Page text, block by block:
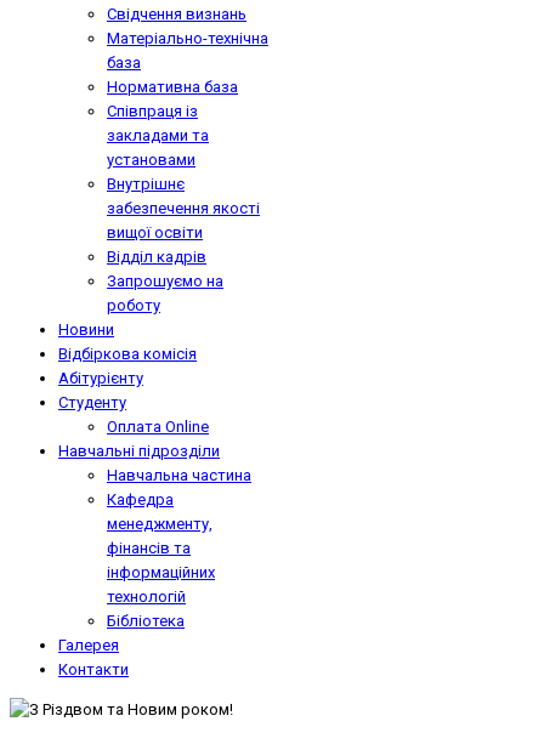
Свідчення визнань
Матеріально-технічна
база
Нормативна база
Співпраця із
закладами та
установами
Внутрішнє
забезпечення якості
вищої освіти
Відділ кадрів
Запрошуємо на
роботу
Новини
Відбіркова комісія
Абітурієнту
Студенту
Оплата Online
Навчальні підрозділи
Навчальна частина
Кафедра
менеджменту,
фінансів та
інформаційних
технологій
Бібліотека
Галерея
Контакти